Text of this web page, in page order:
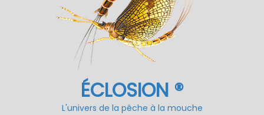
ÉCLOSION ®
L'univers de la pêche à la mouche